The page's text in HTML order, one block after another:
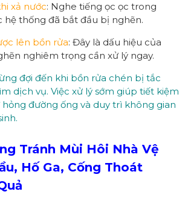
xả nước: Nghe tiếng ọc ọc trong
hệ thống đã bắt đầu bị nghẽn.
lên bồn rửa: Đây là dấu hiệu của
nghiêm trọng cần xử lý ngay.
đợi đến khi bồn rửa chén bị tắc
dịch vụ. Việc xử lý sớm giúp tiết kiệm
đường ống và duy trì không gian
Tránh Mùi Hôi Nhà Vệ
Hố Ga, Cống Thoát